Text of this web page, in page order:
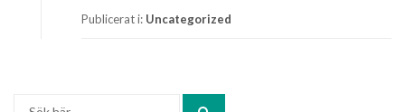
Publicerat i: Uncategorized